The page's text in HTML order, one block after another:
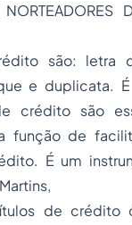
são: letra
e duplicata.
crédito são
função de
É um
de crédito